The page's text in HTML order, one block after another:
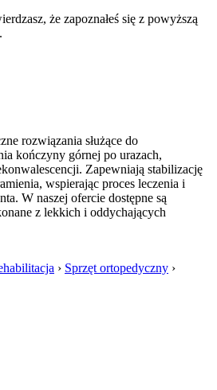
że zapoznałeś się z powyższą
rozwiązania służące do
kończyny górnej po urazach,
Zapewniają stabilizację
wspierając proces leczenia i
W naszej ofercie dostępne są
z lekkich i oddychających
› Sprzęt ortopedyczny ›